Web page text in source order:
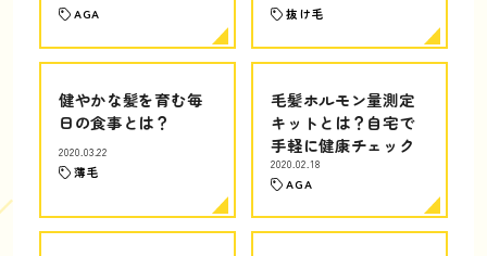
AGA 抜け毛
健やかな髪を育む毎
日の食事とは？
2020.03.22
薄毛
毛髪ホルモン量測定
キットとは？自宅で
手軽に健康チェック
2020.02.18
AGA